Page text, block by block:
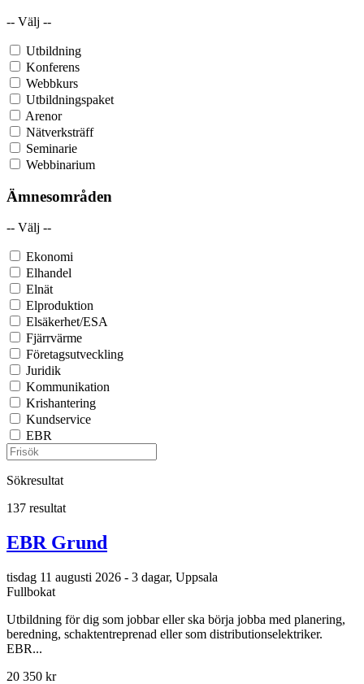
-- Välj --
Utbildning
Konferens
Webbkurs
Utbildningspaket
Arenor
Nätverksträff
Seminarie
Webbinarium
Ämnesområden
-- Välj --
Ekonomi
Elhandel
Elnät
Elproduktion
Elsäkerhet/ESA
Fjärrvärme
Företagsutveckling
Juridik
Kommunikation
Krishantering
Kundservice
EBR
Sökresultat
137 resultat
EBR Grund
tisdag 11 augusti 2026 - 3 dagar, Uppsala
Fullbokat
Utbildning för dig som jobbar eller ska börja jobba med planering,
beredning, schaktentreprenad eller som distributionselektriker.
EBR...
20 350 kr